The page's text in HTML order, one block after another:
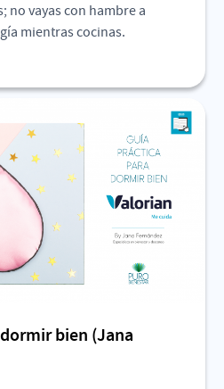
no vayas con hambre a
mientras cocinas.
bien (Jana